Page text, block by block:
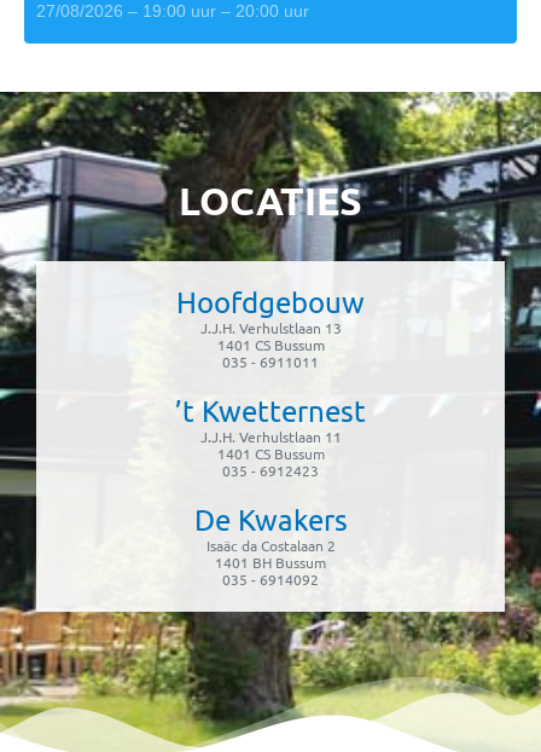
27/08/2026 – 19:00 uur – 20:00 uur
LOCATIES
Hoofdgebouw
J.J.H. Verhulstlaan 13
1401 CS Bussum
035 - 6911011
’t Kwetternest
J.J.H. Verhulstlaan 11
1401 CS Bussum
035 - 6912423
De Kwakers
Isaäc da Costalaan 2
1401 BH Bussum
035 - 6914092